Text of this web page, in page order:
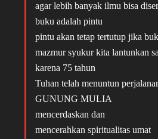
agar lebih banyak ilmu bisa
buku adalah pintu
pintu akan tetap tertutup jika
mazmur syukur kita lantunkan
karena 75 tahun
Tuhan telah menuntun
GUNUNG MULIA
mencerdaskan dan
mencerahkan spiritualitas umat